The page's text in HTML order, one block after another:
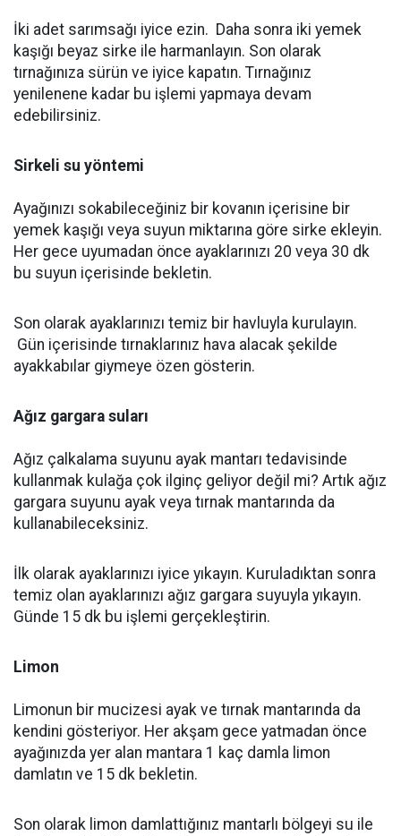
İki adet sarımsağı iyice ezin. Daha sonra iki yemek
kaşığı beyaz sirke ile harmanlayın. Son olarak
tırnağınıza sürün ve iyice kapatın. Tırnağınız
yenilenene kadar bu işlemi yapmaya devam
edebilirsiniz.
Sirkeli su yöntemi
Ayağınızı sokabileceğiniz bir kovanın içerisine bir
yemek kaşığı veya suyun miktarına göre sirke ekleyin.
Her gece uyumadan önce ayaklarınızı 20 veya 30 dk
bu suyun içerisinde bekletin.
Son olarak ayaklarınızı temiz bir havluyla kurulayın.
Gün içerisinde tırnaklarınız hava alacak şekilde
ayakkabılar giymeye özen gösterin.
Ağız gargara suları
Ağız çalkalama suyunu ayak mantarı tedavisinde
kullanmak kulağa çok ilginç geliyor değil mi? Artık ağız
gargara suyunu ayak veya tırnak mantarında da
kullanabileceksiniz.
İlk olarak ayaklarınızı iyice yıkayın. Kuruladıktan sonra
temiz olan ayaklarınızı ağız gargara suyuyla yıkayın.
Günde 15 dk bu işlemi gerçekleştirin.
Limon
Limonun bir mucizesi ayak ve tırnak mantarında da
kendini gösteriyor. Her akşam gece yatmadan önce
ayağınızda yer alan mantara 1 kaç damla limon
damlatın ve 15 dk bekletin.
Son olarak limon damlattığınız mantarlı bölgeyi su ile